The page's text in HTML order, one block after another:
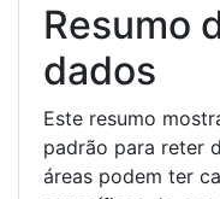
Resumo
dados
Este resumo
padrão para reter
áreas podem ter